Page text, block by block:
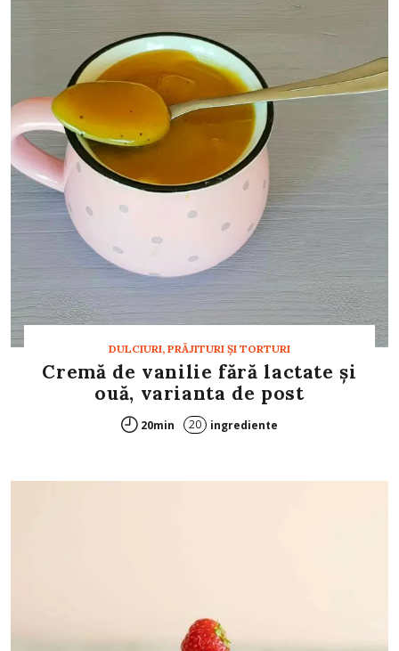
DULCIURI, PRĂJITURI ȘI TORTURI
Cremă de vanilie fără lactate și
ouă, varianta de post
20min 20 ingrediente